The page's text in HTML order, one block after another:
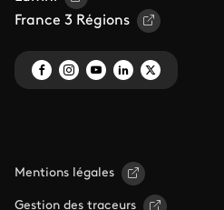
France 3 Régions
Mentions légales
Gestion des traceurs